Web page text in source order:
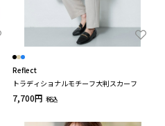
Reflect
トラディショナルモチーフ大判スカーフ
7,700円 税込